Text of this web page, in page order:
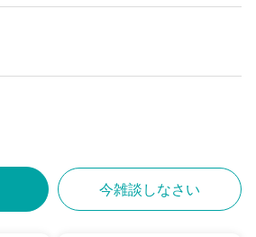
今雑談しなさい